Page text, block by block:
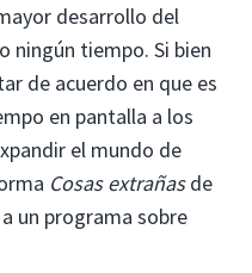
desarrollo del
ningún tiempo. Si bien
de acuerdo en que es
en pantalla a los
el mundo de
Cosas extrañasde
un programa sobre